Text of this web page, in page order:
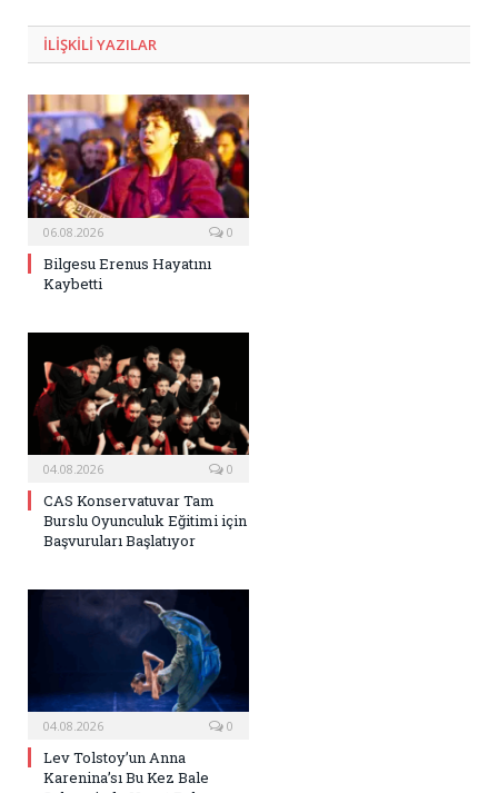
ILIŞKILI YAZILAR
06.08.2026 0
Bilgesu Erenus Hayatını
Kaybetti
04.08.2026 0
CAS Konservatuvar Tam
Burslu Oyunculuk Eğitimi için
Başvuruları Başlatıyor
04.08.2026 0
Lev Tolstoy’un Anna
Karenina’sı Bu Kez Bale